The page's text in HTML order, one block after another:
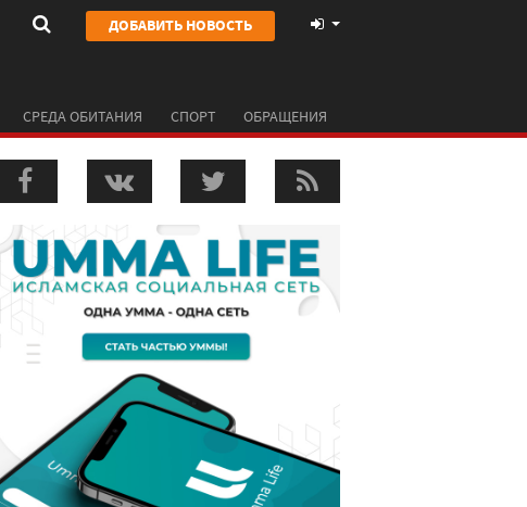
ДОБАВИТЬ НОВОСТЬ
СРЕДА ОБИТАНИЯ СПОРТ ОБРАЩЕНИЯ